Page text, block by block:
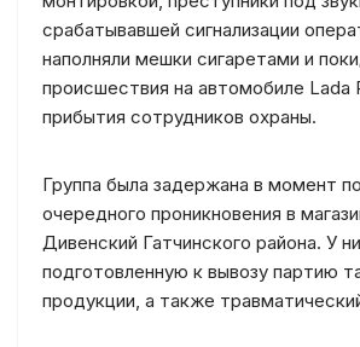
срабатывавшей сигнализации
наполняли мешки сигаретами и
происшествия на автомобиле Lada
прибытия сотрудников охраны.
Группа была задержана в момент
очередного проникновения в
Дивенский Гатчинского района. У
подготовленную к вывозу партию
продукции, а также